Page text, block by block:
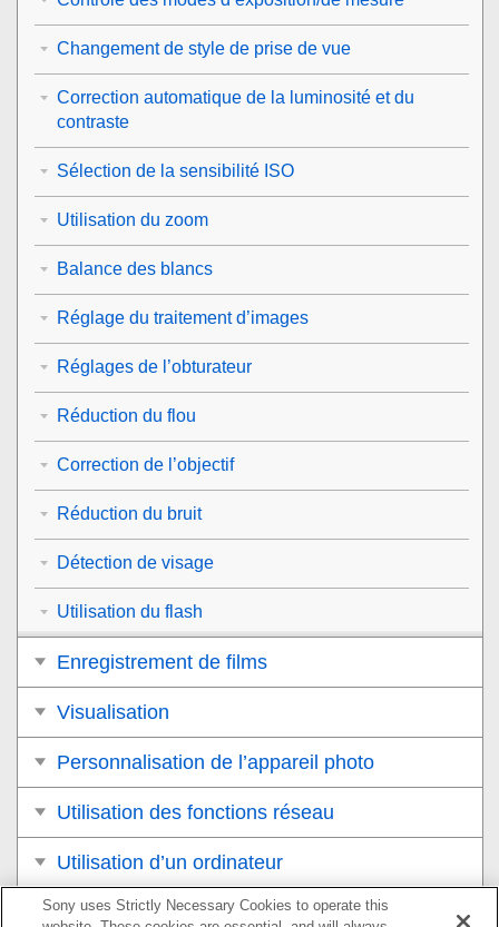
Changement de style de prise de vue
Correction automatique de la luminosité et du
contraste
Sélection de la sensibilité ISO
Utilisation du zoom
Balance des blancs
Réglage du traitement d’images
Réglages de l’obturateur
Réduction du flou
Correction de l’objectif
Réduction du bruit
Détection de visage
Utilisation du flash
Enregistrement de films
Visualisation
Personnalisation de l’appareil photo
Utilisation des fonctions réseau
Utilisation d’un ordinateur
Liste des éléments du MENU
Sony uses Strictly Necessary Cookies to operate this